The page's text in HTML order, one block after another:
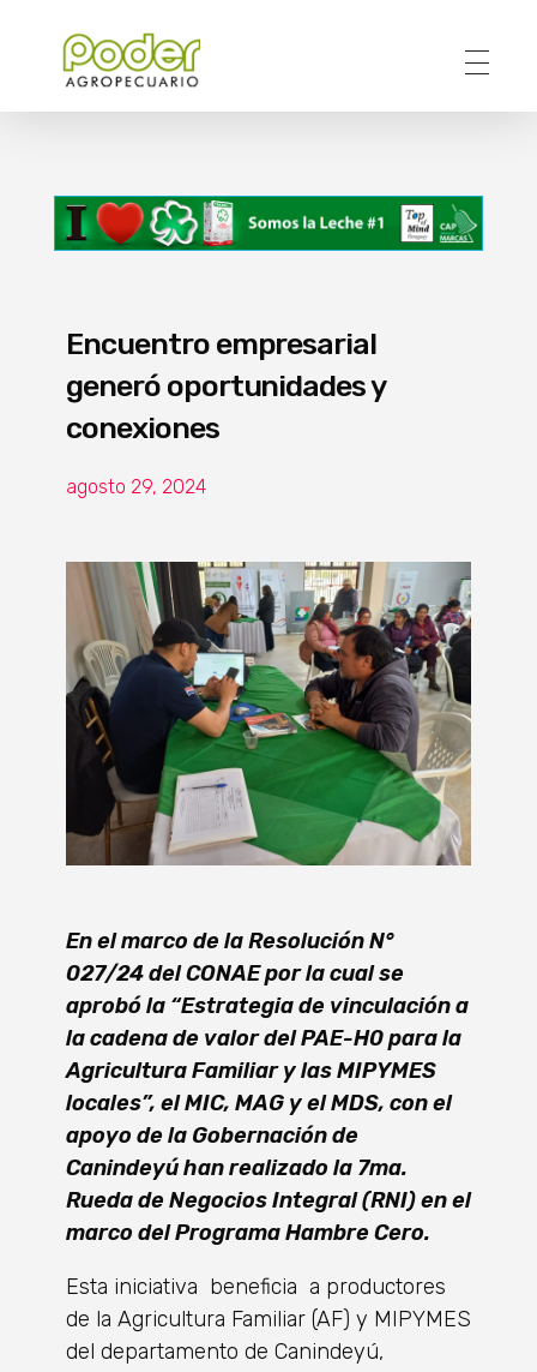
Encuentro empresarial
generó oportunidades y
conexiones
agosto 29, 2024
En el marco de la Resolución N°
027/24 del CONAE por la cual se
aprobó la “Estrategia de vinculación a
la cadena de valor del PAE-H0 para la
Agricultura Familiar y las MIPYMES
locales”, el MIC, MAG y el MDS, con el
apoyo de la Gobernación de
Canindeyú han realizado la 7ma.
Rueda de Negocios Integral (RNI) en el
marco del Programa Hambre Cero.
Esta iniciativa beneficia a productores
de la Agricultura Familiar (AF) y MIPYMES
del departamento de Canindeyú,